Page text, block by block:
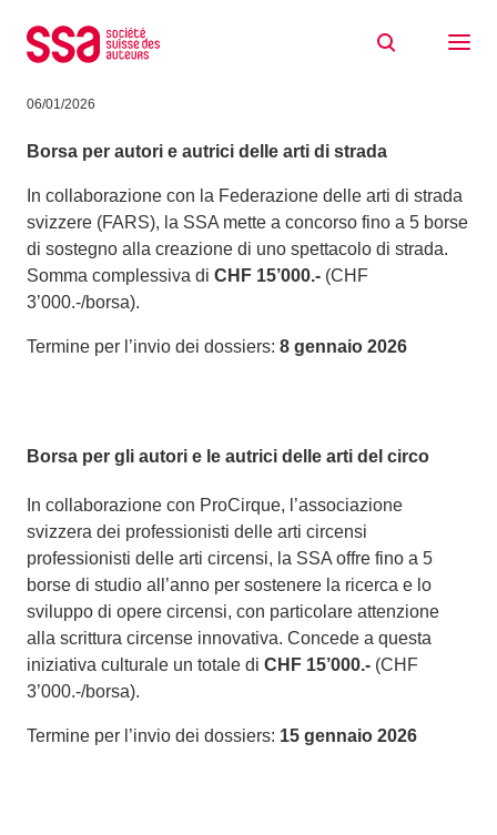
e sostegni 2026
06/01/2026
Borsa per autori e autrici delle arti di strada
In collaborazione con la Federazione delle arti di strada
svizzere (FARS), la SSA mette a concorso fino a 5 borse
di sostegno alla creazione di uno spettacolo di strada.
Somma complessiva di CHF 15’000.- (CHF
3’000.-/borsa).
Termine per l’invio dei dossiers: 8 gennaio 2026
Borsa per gli autori e le autrici delle arti del circo
In collaborazione con ProCirque, l’associazione
svizzera dei professionisti delle arti circensi
professionisti delle arti circensi, la SSA offre fino a 5
borse di studio all’anno per sostenere la ricerca e lo
sviluppo di opere circensi, con particolare attenzione
alla scrittura circense innovativa. Concede a questa
iniziativa culturale un totale di CHF 15’000.- (CHF
3’000.-/borsa).
Termine per l’invio dei dossiers: 15 gennaio 2026